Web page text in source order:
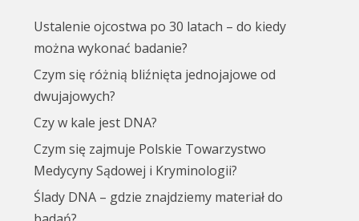
Ustalenie ojcostwa po 30 latach – do kiedy
można wykonać badanie?
Czym się różnią bliźnięta jednojajowe od
dwujajowych?
Czy w kale jest DNA?
Czym się zajmuje Polskie Towarzystwo
Medycyny Sądowej i Kryminologii?
Ślady DNA – gdzie znajdziemy materiał do